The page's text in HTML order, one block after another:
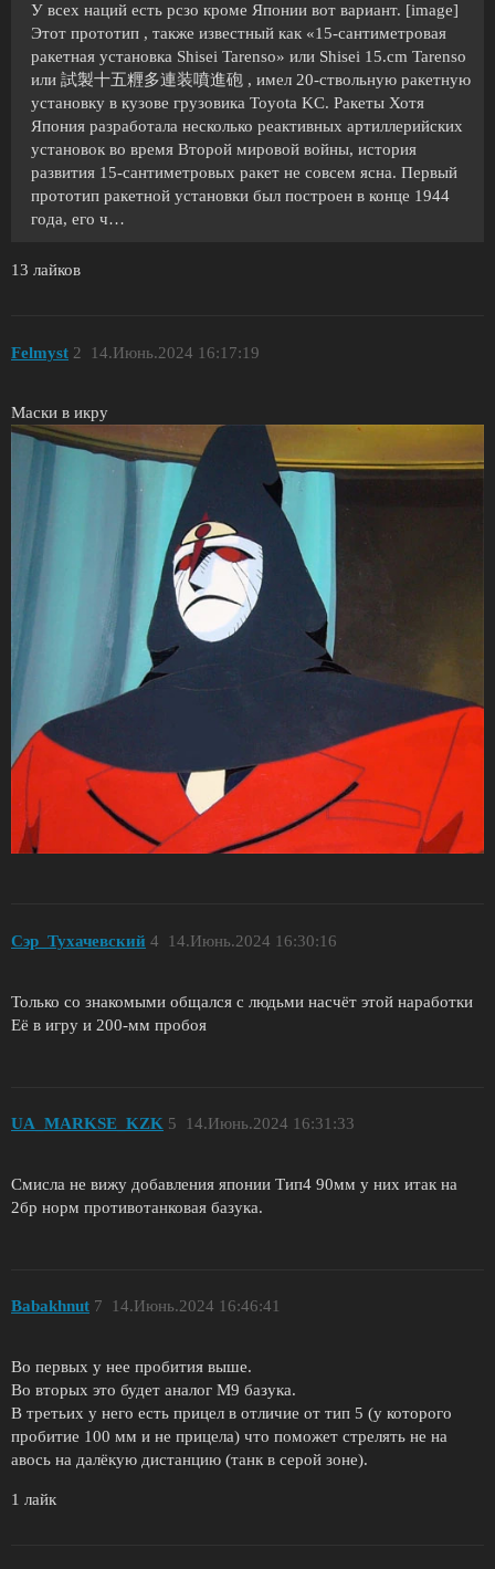
У всех наций есть рсзо кроме Японии вот вариант. [image]
Этот прототип , также известный как «15-сантиметровая
ракетная установка Shisei Tarenso» или Shisei 15.cm Tarenso
или 試製十五糎多連装噴進砲 , имел 20-ствольную ракетную
установку в кузове грузовика Toyota KC. Ракеты Хотя
Япония разработала несколько реактивных артиллерийских
установок во время Второй мировой войны, история
развития 15-сантиметровых ракет не совсем ясна. Первый
прототип ракетной установки был построен в конце 1944
года, его ч…
13 лайков
Felmyst 14.Июнь.2024 16:17:19
2
Маски в икру
Сэр_Тухачевский 14.Июнь.2024 16:30:16
4
Только со знакомыми общался с людьми насчёт этой наработки
Её в игру и 200-мм пробоя
UA_MARKSE_KZK 14.Июнь.2024 16:31:33
5
Смисла не вижу добавления японии Тип4 90мм у них итак на
2бр норм противотанковая базука.
Babakhnut 14.Июнь.2024 16:46:41
7
Во первых у нее пробития выше.
Во вторых это будет аналог М9 базука.
В третьих у него есть прицел в отличие от тип 5 (у которого
пробитие 100 мм и не прицела) что поможет стрелять не на
авось на далёкую дистанцию (танк в серой зоне).
1 лайк